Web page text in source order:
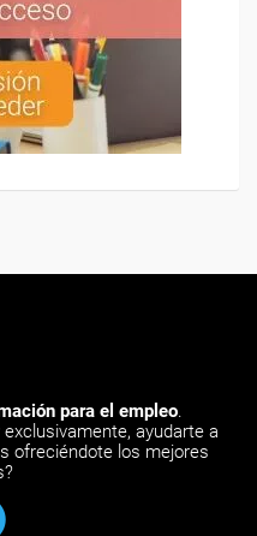
para el empleo.
ayudarte a
ofreciéndote los mejores